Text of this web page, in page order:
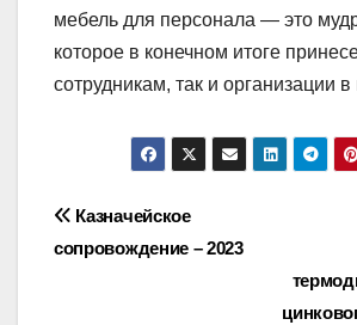
мебель для персонала — это
которое в конечном итоге
сотрудникам, так и организации
Навигация
по
Казначейское
сопровождение – 2023